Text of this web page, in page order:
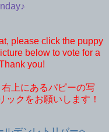
please click the puppy
below to vote for a
you!
上にあるパピーの写
ックをお願いします！